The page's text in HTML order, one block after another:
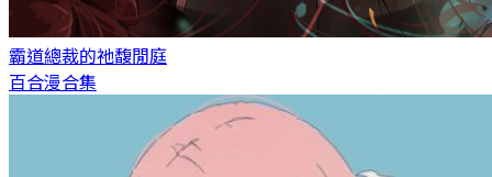
霸道總裁的祂馥閒庭
百合漫合集